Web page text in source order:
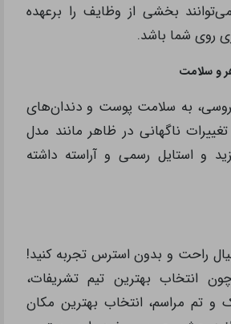
می‌توانند بخشی از وظایف را برعهده
روی شما باشد.
و سلامت
به سلامت پوست و دندان‌های
ناگهانی در ظاهر مانند مدل
و استایل رسمی و آراسته داشته
راحت و بدون استرس تجربه کنید!
انتخاب بهترین تیم تشریفات،
مراسم، انتخاب بهترین مکان